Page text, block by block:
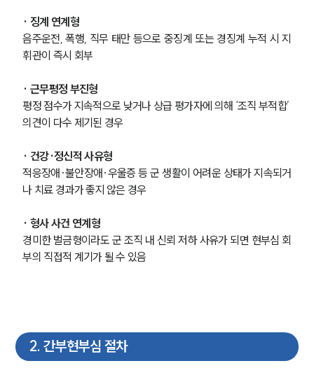
· 징계 연계형
음주운전, 폭행, 직무 태만 등으로 중징계 또는 경징계 누적 시 지
휘관이 즉시 회부
· 근무평정 부진형
평정 점수가 지속적으로 낮거나 상급 평가자에 의해 ‘조직 부적합’
의견이 다수 제기된 경우
· 건강·정신적 사유형
적응장애·불안장애·우울증 등 군 생활이 어려운 상태가 지속되거
나 치료 경과가 좋지 않은 경우
· 형사 사건 연계형
경미한 벌금형이라도 군 조직 내 신뢰 저하 사유가 되면 현부심 회
부의 직접적 계기가 될 수 있음
2. 간부현부심 절차